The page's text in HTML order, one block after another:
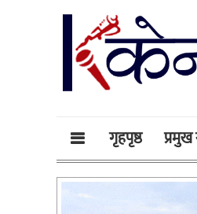
गृहपृष्ठ